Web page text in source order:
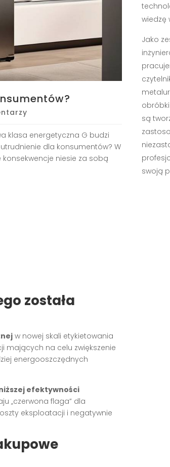
klasa energetyczna G budzi
dla konsumentów? W
niesie za sobą
została
w nowej skali etykietowania
mających na celu zwiększenie
energooszczędnych
efektywności
„czerwona flaga” dla
eksploatacji i negatywnie
wiedzę
Jako
są
swoją